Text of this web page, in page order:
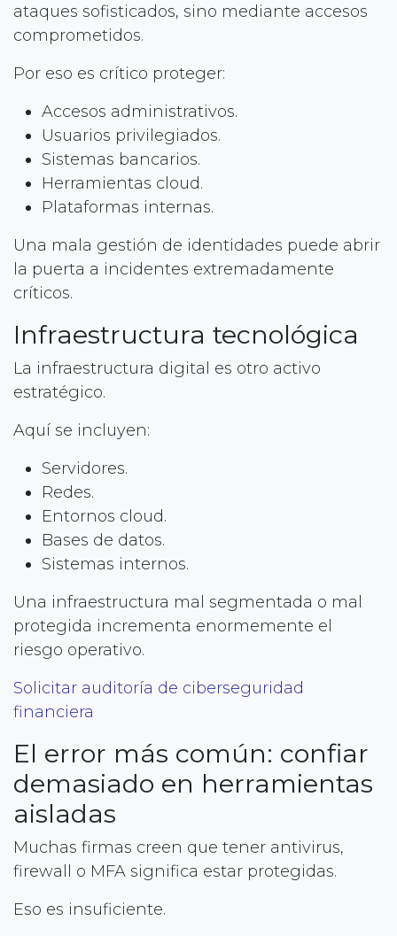
ataques sofisticados, sino mediante accesos
comprometidos.
Por eso es crítico proteger:
Accesos administrativos.
Usuarios privilegiados.
Sistemas bancarios.
Herramientas cloud.
Plataformas internas.
Una mala gestión de identidades puede abrir
la puerta a incidentes extremadamente
críticos.
Infraestructura tecnológica
La infraestructura digital es otro activo
estratégico.
Aquí se incluyen:
Servidores.
Redes.
Entornos cloud.
Bases de datos.
Sistemas internos.
Una infraestructura mal segmentada o mal
protegida incrementa enormemente el
riesgo operativo.
Solicitar auditoría de ciberseguridad
financiera
El error más común: confiar
demasiado en herramientas
aisladas
Muchas firmas creen que tener antivirus,
firewall o MFA significa estar protegidas.
Eso es insuficiente.